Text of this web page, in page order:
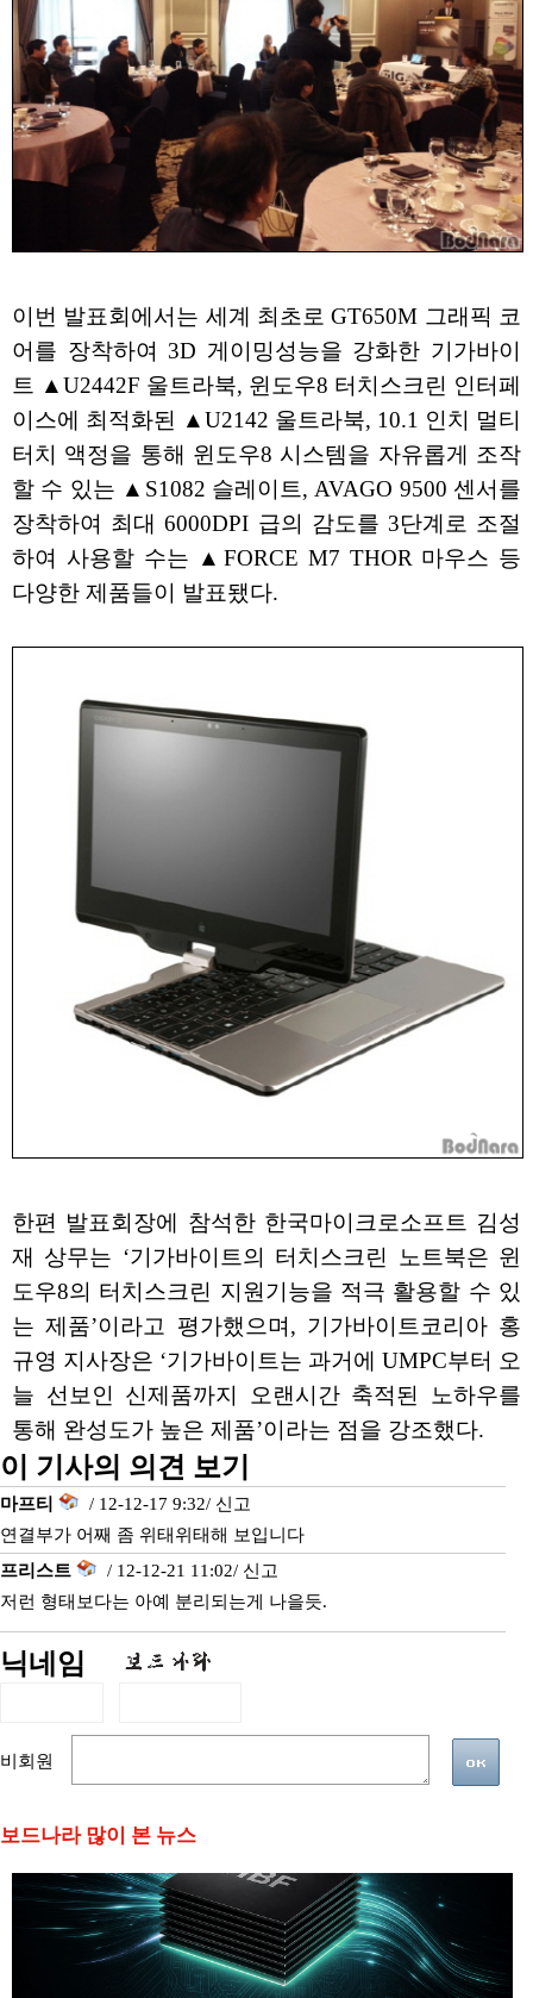
이번 발표회에서는 세계 최초로 GT650M 그래픽 코
어를 장착하여 3D 게이밍성능을 강화한 기가바이
트 ▲U2442F 울트라북, 윈도우8 터치스크린 인터페
이스에 최적화된 ▲U2142 울트라북, 10.1 인치 멀티
터치 액정을 통해 윈도우8 시스템을 자유롭게 조작
할 수 있는 ▲S1082 슬레이트, AVAGO 9500 센서를
장착하여 최대 6000DPI 급의 감도를 3단계로 조절
하여 사용할 수는 ▲FORCE M7 THOR 마우스 등
다양한 제품들이 발표됐다.
한편 발표회장에 참석한 한국마이크로소프트 김성
재 상무는 ‘기가바이트의 터치스크린 노트북은 윈
도우8의 터치스크린 지원기능을 적극 활용할 수 있
는 제품’이라고 평가했으며, 기가바이트코리아 홍
규영 지사장은 ‘기가바이트는 과거에 UMPC부터 오
늘 선보인 신제품까지 오랜시간 축적된 노하우를
통해 완성도가 높은 제품’이라는 점을 강조했다.
이 기사의 의견 보기
마프티 / 12-12-17 9:32/ 신고
연결부가 어째 좀 위태위태해 보입니다
프리스트
/ 12-12-21 11:02/ 신고
저런 형태보다는 아예 분리되는게 나을듯.
닉네임
비회원
보드나라 많이 본 뉴스